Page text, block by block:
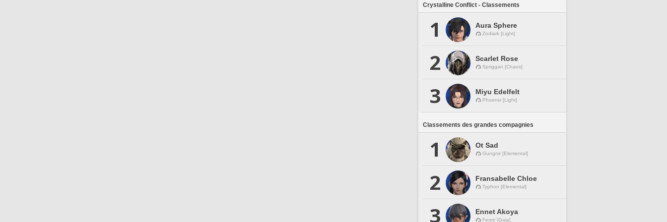
Crystalline Conflict - Classements
1 Aura Sphere
Zodiark [Light]
2 Scarlet Rose
Spriggan [Chaos]
3 Miyu Edelfelt
Phoenix [Light]
Classements des grandes compagnies
1 Ot Sad
Gungnir [Elemental]
2 Fransabelle Chloe
Typhon [Elemental]
3 Ennet Akoya
Fenrir [Gaia]